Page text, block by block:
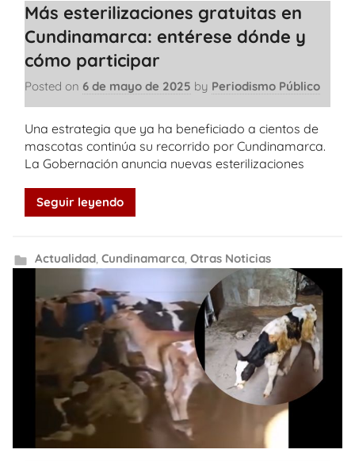
Más esterilizaciones gratuitas en
Cundinamarca: entérese dónde y
cómo participar
Posted on 6 de mayo de 2025 by Periodismo Público
Una estrategia que ya ha beneficiado a cientos de
mascotas continúa su recorrido por Cundinamarca.
La Gobernación anuncia nuevas esterilizaciones
Seguir leyendo
Actualidad, Cundinamarca, Otras Noticias